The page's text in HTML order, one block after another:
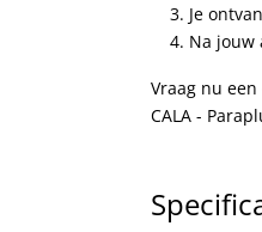
Je
Na jouw
Vraag nu
CALA -